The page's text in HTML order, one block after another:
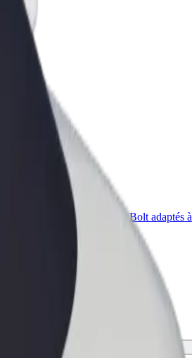
Bolt for Business
Produits et services Bolt adaptés à
votre entreprise
mieux.